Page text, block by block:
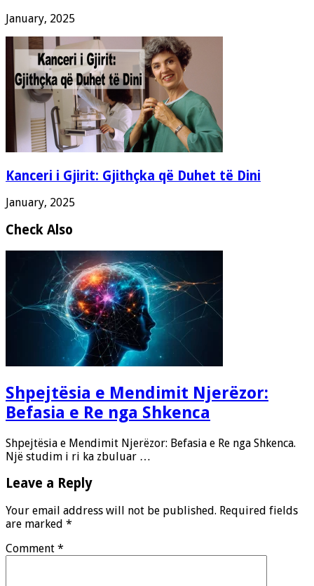
January, 2025
Kanceri i Gjirit: Gjithçka që Duhet të Dini
January, 2025
Check Also
Shpejtësia e Mendimit Njerëzor:
Befasia e Re nga Shkenca
Shpejtësia e Mendimit Njerëzor: Befasia e Re nga Shkenca.
Një studim i ri ka zbuluar …
Leave a Reply
Your email address will not be published. Required fields
are marked *
Comment *